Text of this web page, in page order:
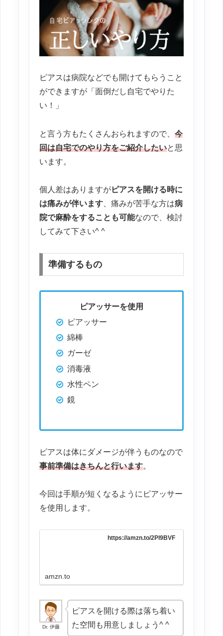
ピアスは病院などでも開けてもらうこと
ができますが「面倒だし自宅でやりた
い！」
と言う方もたくさんおられますので、 今
回は自宅でのやり方をご紹介したいと思
います。
個人差はありますがピアスを開ける時に
は痛みが伴います 、痛みが苦手な方は病
院で麻酔をすることも可能なので、検討
してみて下さい^ ^
準備するもの
ピアッサーを使用
ピアッサー
綿棒
ガーゼ
消毒液
水性ペン
鏡
ピアスは体にダメージが伴うものなので
事前準備はきちんと行います。
今回は手順が短くなるようにピアッサー
を使用します。
https://amzn.to/2Pl9BVF
amzn.to
Dr. 伊藤
ピアスを開ける際は落ち着い
た空間も用意しましょう^ ^